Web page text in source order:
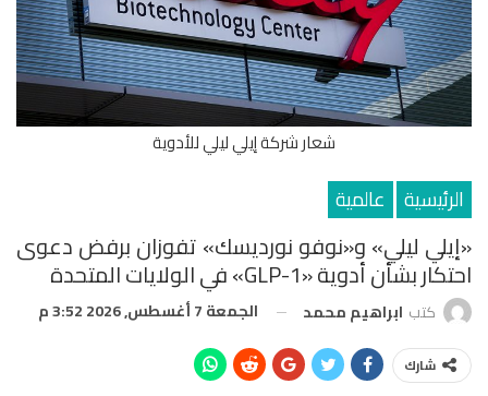
شعار شركة إيلي ليلي للأدوية
الرئيسية عالمية
«إيلي ليلي» و«نوفو نورديسك» تفوزان برفض دعوى
احتكار بشأن أدوية «GLP-1» في الولايات المتحدة
كتب ابراهيم محمد الجمعة 7 أغسطس, 2026 3:52 م
شارك